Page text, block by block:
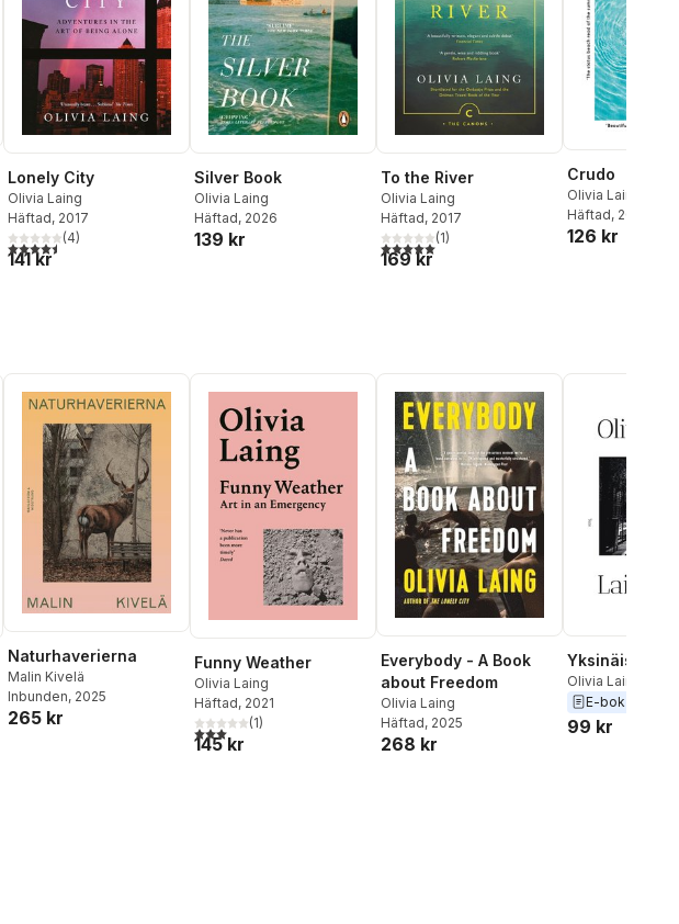
Lonely City
Olivia Laing
Häftad, 2017
4,5utav 5 stjärnor. Totalt antal röster:
(4)
141 kr
Silver Book
Olivia Laing
Häftad, 2026
139 kr
To the River
Olivia Laing
Häftad, 2017
5,0utav 5 stjärnor. Totalt antal röster:
(1)
169 kr
Crudo
Olivia Laing
Häftad, 2019
126 kr
Naturhaverierna
Malin Kivelä
Inbunden, 2025
265 kr
Funny Weather
Olivia Laing
Häftad, 2021
3,0utav 5 stjärnor. Totalt antal röster:
(1)
145 kr
Everybody - A Book
about Freedom
Olivia Laing
Häftad, 2025
268 kr
Yksinäisten
Olivia Laing
E-bok
99 kr